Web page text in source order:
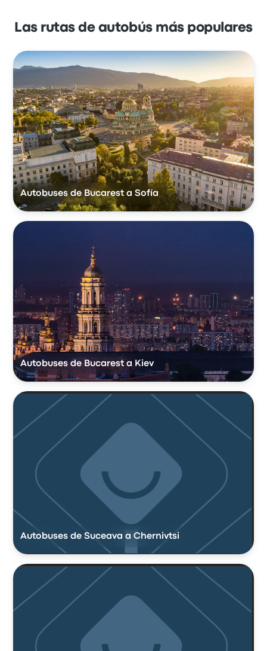
Las rutas de autobús más populares
Autobuses de Bucarest a Sofía
Autobuses de Bucarest a Kiev
Autobuses de Suceava a Chernivtsi